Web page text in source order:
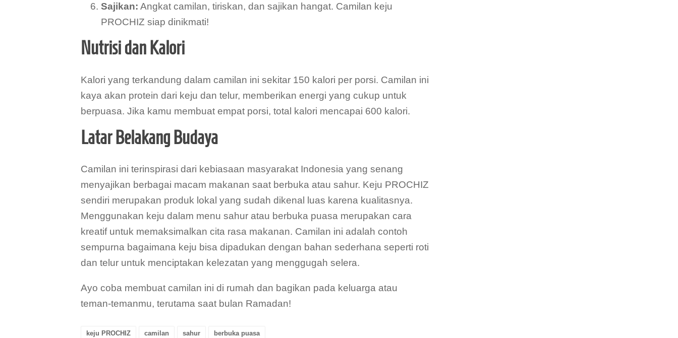
Sajikan: Angkat camilan, tiriskan, dan sajikan hangat. Camilan keju
PROCHIZ siap dinikmati!
Nutrisi dan Kalori
Kalori yang terkandung dalam camilan ini sekitar 150 kalori per porsi. Camilan ini
kaya akan protein dari keju dan telur, memberikan energi yang cukup untuk
berpuasa. Jika kamu membuat empat porsi, total kalori mencapai 600 kalori.
Latar Belakang Budaya
Camilan ini terinspirasi dari kebiasaan masyarakat Indonesia yang senang
menyajikan berbagai macam makanan saat berbuka atau sahur. Keju PROCHIZ
sendiri merupakan produk lokal yang sudah dikenal luas karena kualitasnya.
Menggunakan keju dalam menu sahur atau berbuka puasa merupakan cara
kreatif untuk memaksimalkan cita rasa makanan. Camilan ini adalah contoh
sempurna bagaimana keju bisa dipadukan dengan bahan sederhana seperti roti
dan telur untuk menciptakan kelezatan yang menggugah selera.
Ayo coba membuat camilan ini di rumah dan bagikan pada keluarga atau
teman-temanmu, terutama saat bulan Ramadan!
keju PROCHIZ camilan sahur berbuka puasa